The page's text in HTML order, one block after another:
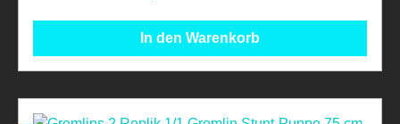
In den Warenkorb